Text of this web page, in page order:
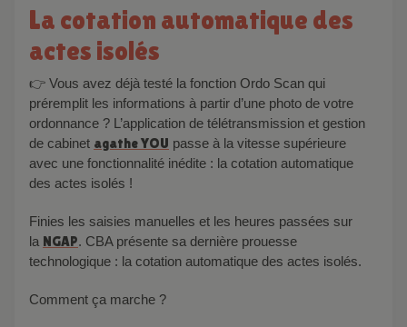
La cotation automatique des
actes isolés
👉 Vous avez déjà testé la fonction Ordo Scan qui
préremplit les informations à partir d’une photo de votre
ordonnance ? L’application de télétransmission et gestion
de cabinet agathe YOU passe à la vitesse supérieure
avec une fonctionnalité inédite : la cotation automatique
des actes isolés !
Finies les saisies manuelles et les heures passées sur
la NGAP. CBA présente sa dernière prouesse
technologique : la cotation automatique des actes isolés.
Comment ça marche ?